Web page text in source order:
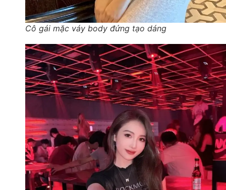
Cô gái mặc váy body đứng tạo dáng